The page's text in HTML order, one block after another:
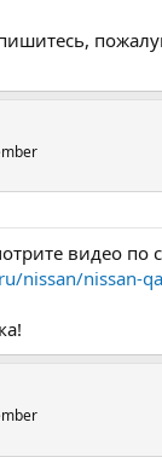
видео по
nissan/nissan-